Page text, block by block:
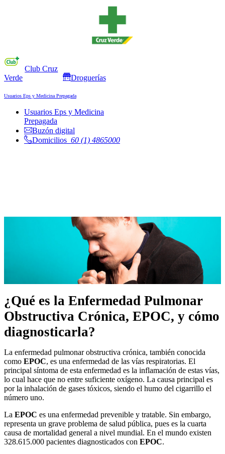
Club Cruz
Verde
Droguerías
Usuarios Eps y Medicina Prepagada
Usuarios Eps y Medicina
Prepagada
Buzón digital
Domicilios 60 (1) 4865000
¿Qué es la Enfermedad Pulmonar
Obstructiva Crónica, EPOC, y cómo
diagnosticarla?
La enfermedad pulmonar obstructiva crónica, también conocida
como EPOC, es una enfermedad de las vías respiratorias. El
principal síntoma de esta enfermedad es la inflamación de estas vías,
lo cual hace que no entre suficiente oxígeno. La causa principal es
por la inhalación de gases tóxicos, siendo el humo del cigarrillo el
número uno.
La EPOC es una enfermedad prevenible y tratable. Sin embargo,
representa un grave problema de salud pública, pues es la cuarta
causa de mortalidad general a nivel mundial. En el mundo existen
328.615.000 pacientes diagnosticados con EPOC.